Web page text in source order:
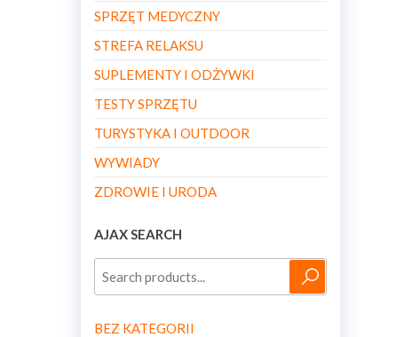
SPRZĘT MEDYCZNY
STREFA RELAKSU
SUPLEMENTY I ODŻYWKI
TESTY SPRZĘTU
TURYSTYKA I OUTDOOR
WYWIADY
ZDROWIE I URODA
AJAX SEARCH
BEZ KATEGORII